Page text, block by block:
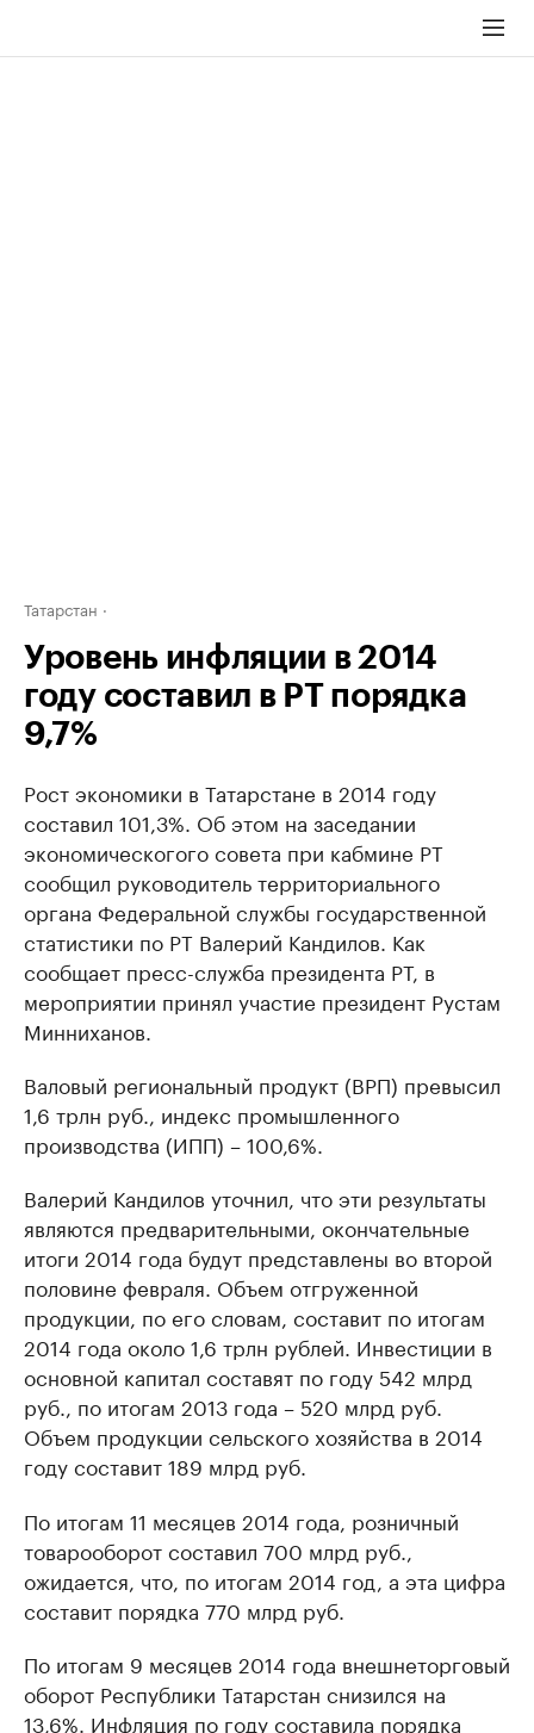
Татарстан
Уровень инфляции в 2014
году составил в РТ порядка
9,7%
Рост экономики в Татарстане в 2014 году
составил 101,3%. Об этом на заседании
экономическогого совета при кабмине РТ
сообщил руководитель территориального
органа Федеральной службы государственной
статистики по РТ Валерий Кандилов. Как
сообщает пресс-служба президента РТ, в
мероприятии принял участие президент Рустам
Минниханов.
Валовый региональный продукт (ВРП) превысил
1,6 трлн руб., индекс промышленного
производства (ИПП) – 100,6%.
Валерий Кандилов уточнил, что эти результаты
являются предварительными, окончательные
итоги 2014 года будут представлены во второй
половине февраля. Объем отгруженной
продукции, по его словам, составит по итогам
2014 года около 1,6 трлн рублей. Инвестиции в
основной капитал составят по году 542 млрд
руб., по итогам 2013 года – 520 млрд руб.
Объем продукции сельского хозяйства в 2014
году составит 189 млрд руб.
По итогам 11 месяцев 2014 года, розничный
товарооборот составил 700 млрд руб.,
ожидается, что, по итогам 2014 год, а эта цифра
составит порядка 770 млрд руб.
По итогам 9 месяцев 2014 года внешнеторговый
оборот Республики Татарстан снизился на
13,6%. Инфляция по году составила порядка